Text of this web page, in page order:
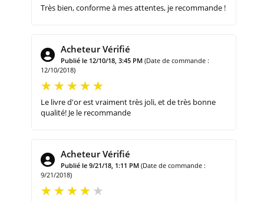
Très bien, conforme à mes attentes, je recommande !
Acheteur Vérifié
Publié le 12/10/18, 3:45 PM (Date de commande :
12/10/2018)
Le livre d'or est vraiment très joli, et de très bonne
qualité! Je le recommande
Acheteur Vérifié
Publié le 9/21/18, 1:11 PM (Date de commande :
9/21/2018)